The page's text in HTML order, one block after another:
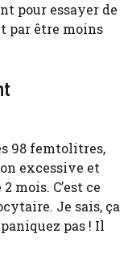
pour essayer de
par être moins
98 femtolitres,
excessive et
mois. C’est ce
Je sais, ça
pas ! Il